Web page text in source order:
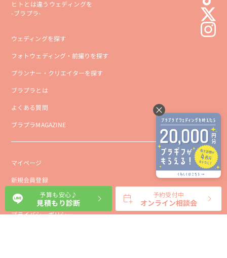
ヒトとは違うウェディングを
-ブラプラ-
ウェディングを探す
フォトウェディング・前撮りを探す
プランナー・クリエイターを探す
ブラプラとは
よくある質問
ブラプラMAGAZINE
マイページ
新規会員登録
会社概要
プライバシーポリシー
予算も安心♪
見積もり診断
予約受付中
オンライン相談会